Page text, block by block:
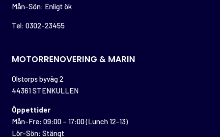
Mån-Sön: Enligt ök
Tel: 0302-23455
MOTORRENOVERING & MARIN
Olstorps byväg 2
44361 STENKULLEN
Öppettider
Mån-Fre: 09:00 – 17:00 (Lunch 12-13)
Lör-Sön: Stängt